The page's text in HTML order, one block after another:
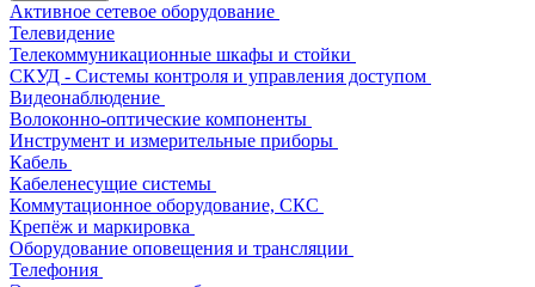
Активное сетевое оборудование
Телевидение
Телекоммуникационные шкафы и стойки
СКУД - Системы контроля и управления доступом
Видеонаблюдение
Волоконно-оптические компоненты
Инструмент и измерительные приборы
Кабель
Кабеленесущие системы
Коммутационное оборудование, СКС
Крепёж и маркировка
Оборудование оповещения и трансляции
Телефония